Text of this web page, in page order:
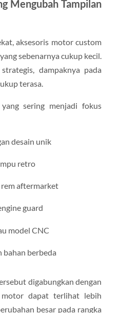
Mengubah Tampilan
aksesoris motor custom
sebenarnya cukup kecil.
dampaknya pada
terasa.
sering menjadi fokus
desain unik
retro
aftermarket
guard
model CNC
bahan berbeda
digabungkan dengan
motor dapat terlihat lebih
besar pada rangka